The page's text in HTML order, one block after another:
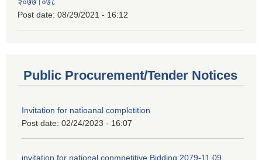
२०७७।०७८
Post date: 08/29/2021 - 16:12
Public Procurement/Tender Notices
Invitation for natioanal completition
Post date: 02/24/2023 - 16:07
invitation for national conmpetitive Bidding 2079-11.09